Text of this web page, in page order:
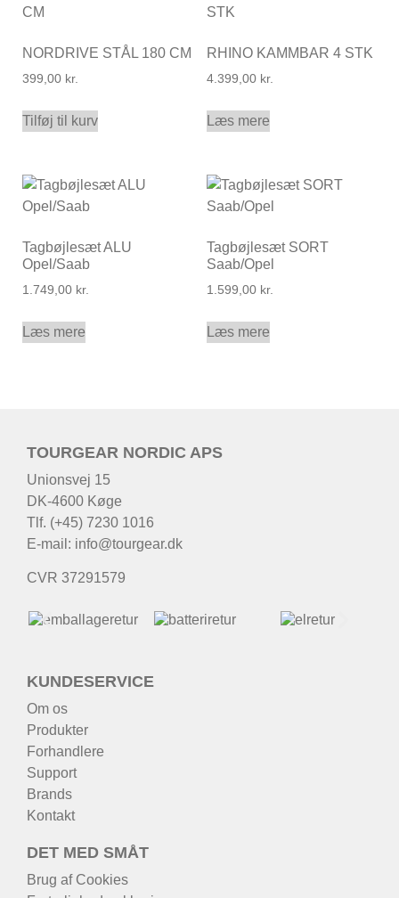
NORDRIVE STÅL 180 CM
399,00 kr.
Tilføj til kurv
RHINO KAMMBAR 4 STK
4.399,00 kr.
Læs mere
Tagbøjlesæt ALU
Opel/Saab
1.749,00 kr.
Læs mere
Tagbøjlesæt SORT
Saab/Opel
1.599,00 kr.
Læs mere
TOURGEAR NORDIC APS
Unionsvej 15
DK-4600 Køge
Tlf. (+45) 7230 1016
E-mail: info@tourgear.dk
CVR 37291579
KUNDESERVICE
Om os
Produkter
Forhandlere
Support
Brands
Kontakt
DET MED SMÅT
Brug af Cookies